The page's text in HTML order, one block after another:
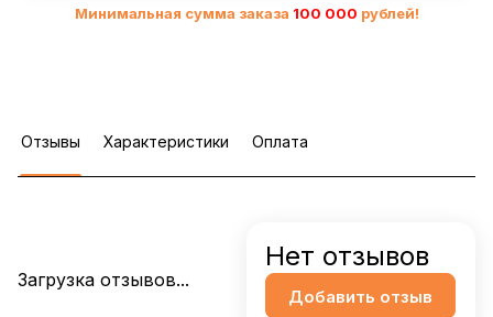
Минимальная сумма заказа 100 000 рублей!
Отзывы Характеристики Оплата
Загрузка отзывов...
Нет отзывов
Добавить отзыв